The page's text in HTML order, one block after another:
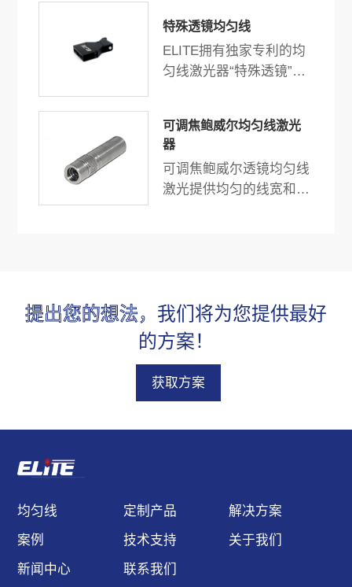
特殊透镜均匀线
ELITE拥有独家专利的均
匀线激光器“特殊透镜”是
和技术提供高均匀度功率
和均匀线宽。
可调焦鲍威尔均匀线激光
器
可调焦鲍威尔透镜均匀线
激光提供均匀的线宽和强
足客户的不同应用与需
求。
提出您的想法， 我们将为您提供最好
的方案！
获取方案
均匀线 定制产品
解决方案
案例
技术支持
关于我们
新闻中心
联系我们